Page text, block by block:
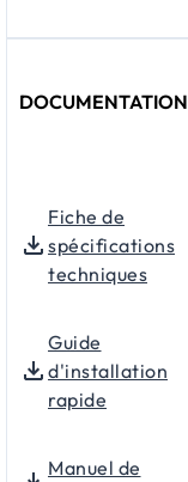
DOCUMENTATION
Fiche de
spécifications
techniques
Guide
d'installation
rapide
Manuel de